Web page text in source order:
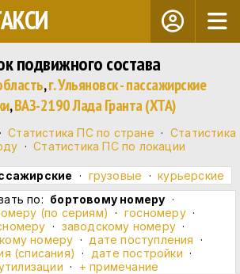
подвижного состава
,г. Ульяновск - пассажирские
,ВАЗ-2190 Лада Гранта (XTA)
Статистика ПС по стране · Статистика
·Статистика ПС по локации
· грузовые ·курьерские
по: бортовому номеру ·
(по сериям) · госномеру·
· заводскому номеру ·
номеру · дате поступления ·
(списания) · дате постройки ·
· + примечание